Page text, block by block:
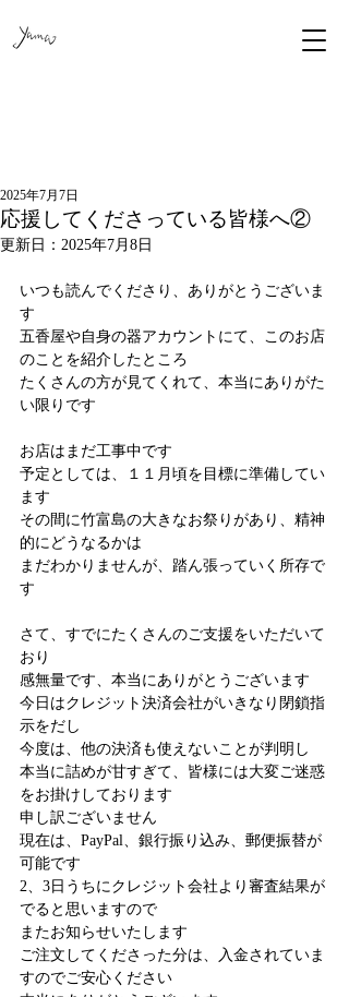
応援してくださっている皆様へ②
2025年7月7日
更新日： 2025年7月8日
いつも読んでくださり、ありがとうございま
す
五香屋や自身の器アカウントにて、このお店
のことを紹介したところ
たくさんの方が見てくれて、本当にありがた
い限りです
お店はまだ工事中です
予定としては、１１月頃を目標に準備してい
ます
その間に竹富島の大きなお祭りがあり、精神
的にどうなるかは
まだわかりませんが、踏ん張っていく所存で
す
さて、すでにたくさんのご支援をいただいて
おり
感無量です、本当にありがとうございます
今日はクレジット決済会社がいきなり閉鎖指
示をだし
今度は、他の決済も使えないことが判明し
本当に詰めが甘すぎて、皆様には大変ご迷惑
をお掛けしております
申し訳ございません
現在は、PayPal、銀行振り込み、郵便振替が
可能です
2、3日うちにクレジット会社より審査結果が
でると思いますので
またお知らせいたします
ご注文してくださった分は、入金されていま
すのでご安心ください